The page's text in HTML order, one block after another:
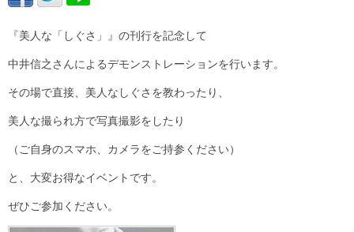
『美人な「しぐさ」』の刊行を記念して
中井信之さんによるデモンストレーションを行います。
その場で直接、美人なしぐさを教わったり、
美人な撮られ方で写真撮影をしたり
（ご自身のスマホ、カメラをご持参ください）
と、大変お得なイベントです。
ぜひご参加ください。